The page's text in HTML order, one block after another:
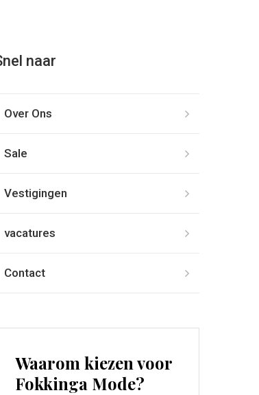
naar
Over Ons
Sale
Vestigingen
vacatures
Contact
Waarom kiezen voor
Fokkinga Mode?